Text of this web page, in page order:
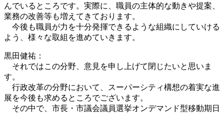
んでいるところです。実際に、職員の主体的な動きや提案、
業務の改善等も増えてきております。
今後も職員が力を十分発揮できるような組織にしていける
よう、様々な取組を進めていきます。
黒田健祐：
それではこの分野、意見を申し上げて閉じたいと思いま
す。
行政改革の分野において、スーパーシティ構想の着実な進
展を今後も求めるところでございます。
その中で、市長・市議会議員選挙オンデマンド型移動期日